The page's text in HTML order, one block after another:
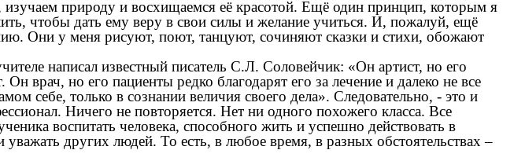
природу и восхищаемся её красотой. Ещё один принцип, которым я
чтобы дать ему веру в свои силы и желание учиться. И, пожалуй, ещё
Они у меня рисуют, поют, танцуют, сочиняют сказки и стихи, обожают
написал известный писатель С.Л. Соловейчик: «Он артист, но его
врач, но его пациенты редко благодарят его за лечение и далеко не все
себе, только в сознании величия своего дела». Следовательно, - это и
Ничего не повторяется. Нет ни одного похожего класса. Все
воспитать человека, способного жить и успешно действовать в
других людей. То есть, в любое время, в разных обстоятельствах –